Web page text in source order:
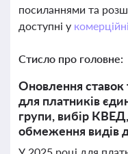
посиланнями та
доступні у
Стисло про головне:
Оновлення ставок
для платників
групи, вибір
обмеження видів